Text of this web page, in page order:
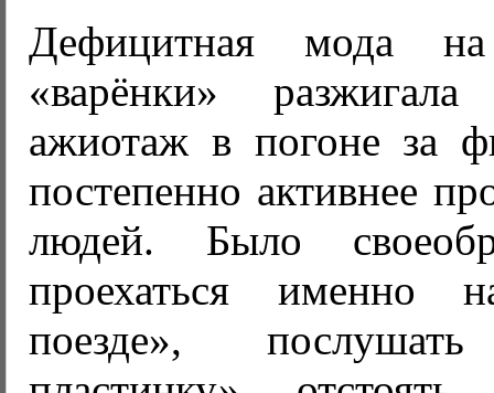
Дефицитная мода
«варёнки»
ажиотаж в погоне за
постепенно активнее
людей. Было
проехаться именно
поезде»,